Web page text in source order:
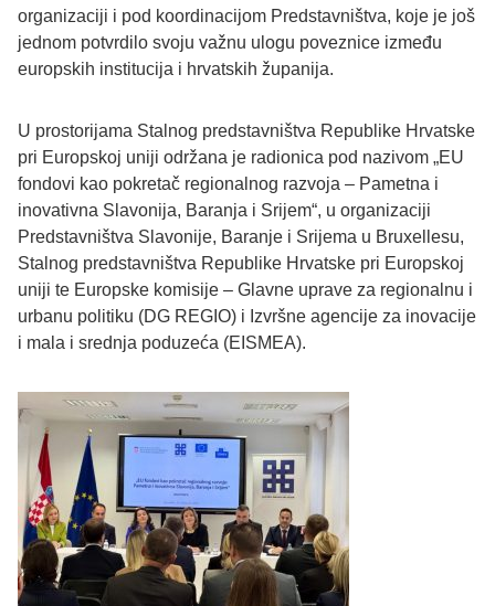
organizaciji i pod koordinacijom Predstavništva, koje je još
jednom potvrdilo svoju važnu ulogu poveznice između
europskih institucija i hrvatskih županija.
U prostorijama Stalnog predstavništva Republike Hrvatske
pri Europskoj uniji održana je radionica pod nazivom „EU
fondovi kao pokretač regionalnog razvoja – Pametna i
inovativna Slavonija, Baranja i Srijem“, u organizaciji
Predstavništva Slavonije, Baranje i Srijema u Bruxellesu,
Stalnog predstavništva Republike Hrvatske pri Europskoj
uniji te Europske komisije – Glavne uprave za regionalnu i
urbanu politiku (DG REGIO) i Izvršne agencije za inovacije
i mala i srednja poduzeća (EISMEA).